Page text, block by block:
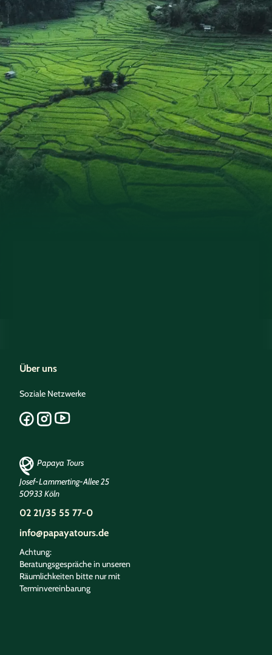
Über uns
Soziale Netzwerke
Papaya Tours
Josef-Lammerting-Allee 25
50933 Köln
02 21/35 55 77-0
info@papayatours.de
Achtung:
Beratungsgespräche in unseren
Räumlichkeiten bitte nur mit
Terminvereinbarung